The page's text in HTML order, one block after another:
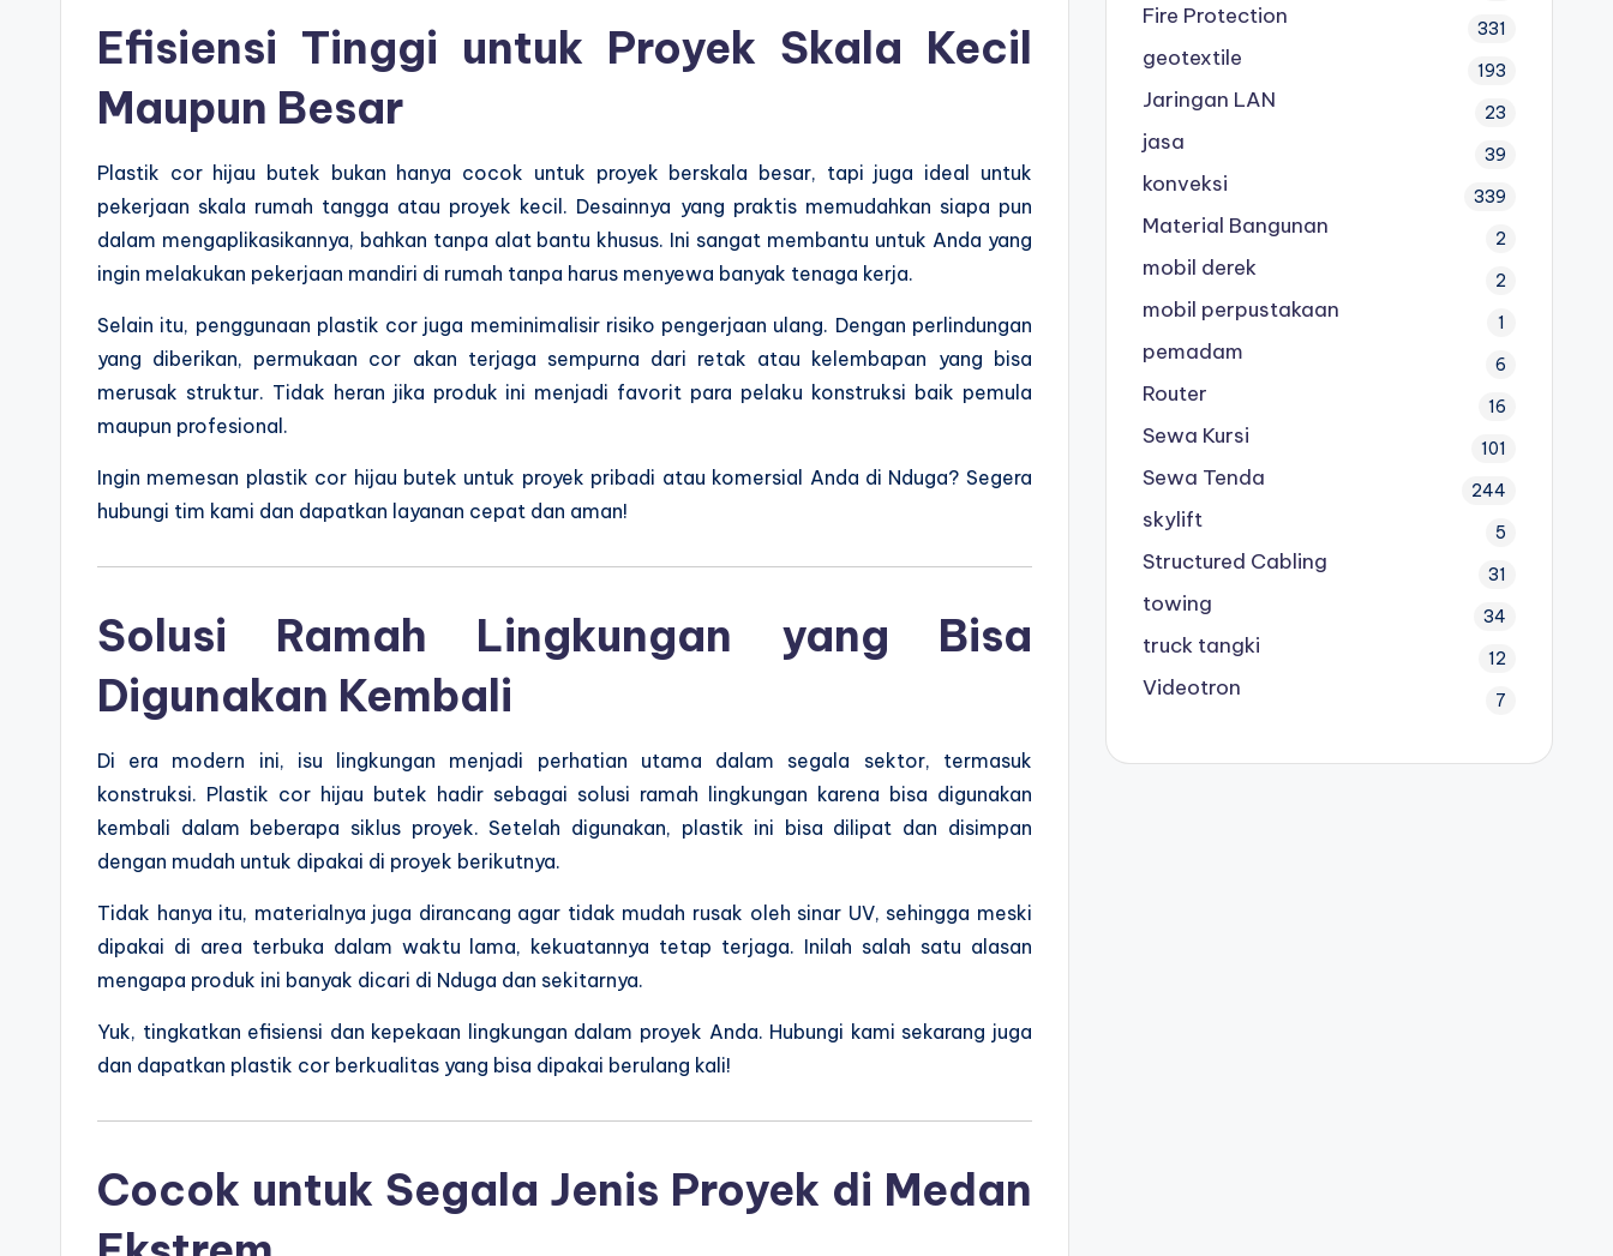
Efisiensi Tinggi untuk Proyek Skala Kecil
Maupun Besar
Plastik cor hijau butek bukan hanya cocok untuk proyek berskala besar, tapi juga ideal untuk
pekerjaan skala rumah tangga atau proyek kecil. Desainnya yang praktis memudahkan siapa pun
dalam mengaplikasikannya, bahkan tanpa alat bantu khusus. Ini sangat membantu untuk Anda yang
ingin melakukan pekerjaan mandiri di rumah tanpa harus menyewa banyak tenaga kerja.
Selain itu, penggunaan plastik cor juga meminimalisir risiko pengerjaan ulang. Dengan perlindungan
yang diberikan, permukaan cor akan terjaga sempurna dari retak atau kelembapan yang bisa
merusak struktur. Tidak heran jika produk ini menjadi favorit para pelaku konstruksi baik pemula
maupun profesional.
Ingin memesan plastik cor hijau butek untuk proyek pribadi atau komersial Anda di Nduga? Segera
hubungi tim kami dan dapatkan layanan cepat dan aman!
Solusi Ramah Lingkungan yang Bisa
Digunakan Kembali
Di era modern ini, isu lingkungan menjadi perhatian utama dalam segala sektor, termasuk
konstruksi. Plastik cor hijau butek hadir sebagai solusi ramah lingkungan karena bisa digunakan
kembali dalam beberapa siklus proyek. Setelah digunakan, plastik ini bisa dilipat dan disimpan
dengan mudah untuk dipakai di proyek berikutnya.
Tidak hanya itu, materialnya juga dirancang agar tidak mudah rusak oleh sinar UV, sehingga meski
dipakai di area terbuka dalam waktu lama, kekuatannya tetap terjaga. Inilah salah satu alasan
mengapa produk ini banyak dicari di Nduga dan sekitarnya.
Yuk, tingkatkan efisiensi dan kepekaan lingkungan dalam proyek Anda. Hubungi kami sekarang juga
dan dapatkan plastik cor berkualitas yang bisa dipakai berulang kali!
Cocok untuk Segala Jenis Proyek di Medan
Fire Protection 331
geotextile 193
Jaringan LAN 23
jasa 39
konveksi 339
Material Bangunan 2
mobil derek 2
mobil perpustakaan 1
pemadam 6
Router 16
Sewa Kursi 101
Sewa Tenda 244
skylift 5
Structured Cabling 31
towing 34
truck tangki 12
Videotron 7